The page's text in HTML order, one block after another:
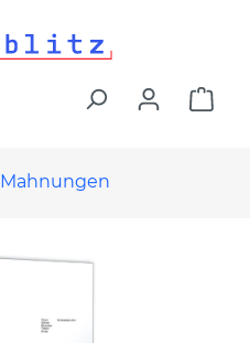
Mahnungen